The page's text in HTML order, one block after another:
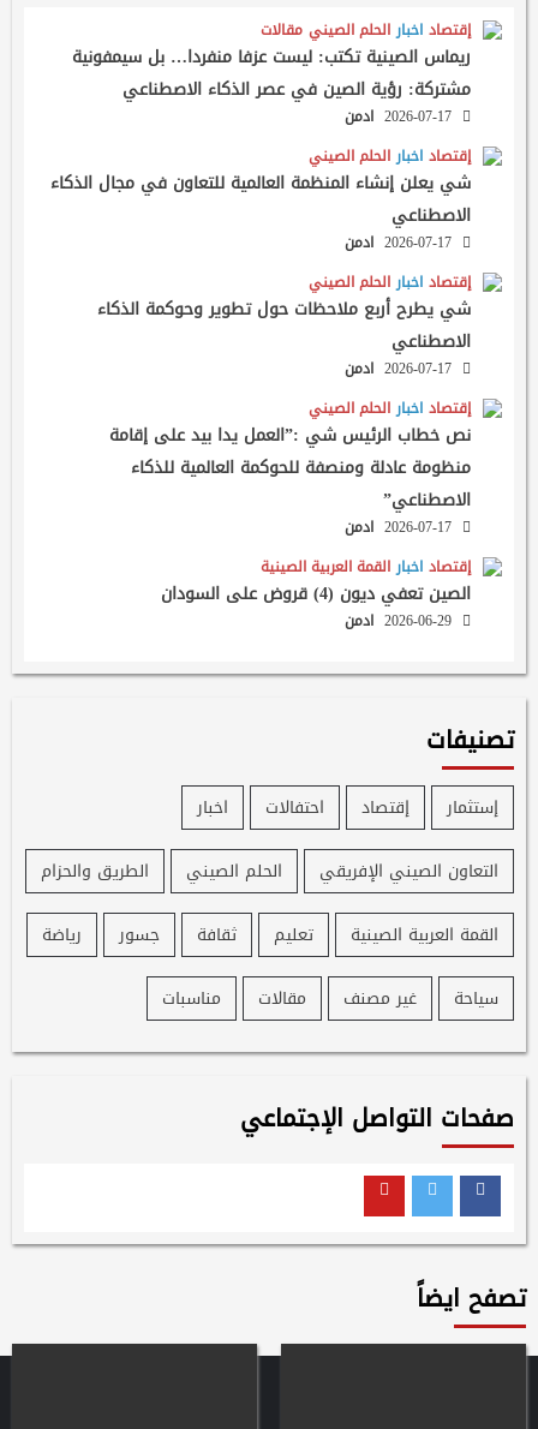
إقتصاد اخبار الحلم الصيني مقالات
ريماس الصينية تكتب: ليست عزفا منفردا… بل سيمفونية
مشتركة: رؤية الصين في عصر الذكاء الاصطناعي
ادمن
إقتصاد اخبار الحلم الصيني
شي يعلن إنشاء المنظمة العالمية للتعاون في مجال الذكاء
الاصطناعي
ادمن
إقتصاد اخبار الحلم الصيني
شي يطرح أربع ملاحظات حول تطوير وحوكمة الذكاء
الاصطناعي
ادمن
إقتصاد اخبار الحلم الصيني
نص خطاب الرئيس شي :”العمل يدا بيد على إقامة
منظومة عادلة ومنصفة للحوكمة العالمية للذكاء
الاصطناعي”
ادمن
إقتصاد اخبار القمة العربية الصينية
الصين تعفي ديون (4) قروض على السودان
ادمن
تصنيفات
إستثمار إقتصاد احتفالات
اخبار
التعاون الصيني الإفريقي
الحلم الصيني
الطريق والحزام
القمة العربية الصينية
تعليم ثقافة جسور
رياضة
سياحة
غير مصنف مقالات مناسبات
صفحات التواصل الإجتماعي
Facebook
Twitter
تصفح ايضاً